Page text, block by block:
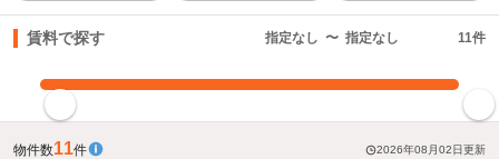
賃料で探す 指定なし 〜 指定なし 11件
物件数11件 2026年08月02日更新